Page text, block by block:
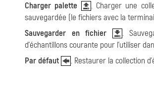
Charger palette
. Charger une
sauvegardée (le fichiers avec la
Sauvegarder en fichier
.
d'échantillons courante pour l'utiliser
Par défaut
. Restaurer la collection